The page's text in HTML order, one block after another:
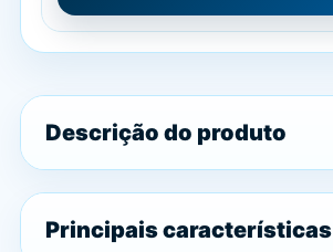
Descrição do produto
Principais características